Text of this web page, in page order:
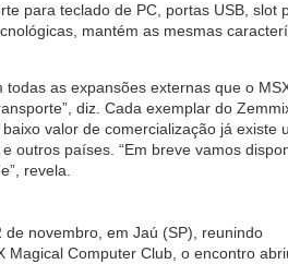
para teclado de PC, portas USB, slot
mantém as mesmas
as expansões externas que o
diz. Cada exemplar do
valor de comercialização já existe
outros países. “Em breve vamos
revela.
novembro, em Jaú (SP), reunindo
Magical Computer Club, o encontro